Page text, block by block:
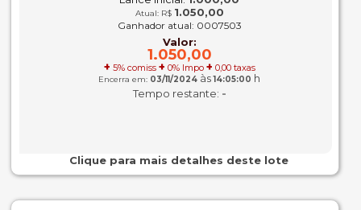
Atual: R$ 1.050,00
Ganhador atual: 0007503
Valor:
1.050,00
+ 5% comiss + 0% Impo + 0,00 taxas
Encerra em: 03/11/2024 às14:05:00 h
Tempo restante: -
Clique para mais detalhes deste lote